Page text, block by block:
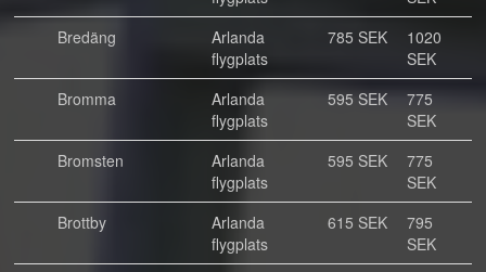
Bredäng
Arlanda
flygplats
785 SEK
1020
SEK
Bromma
Arlanda
flygplats
595 SEK
775
SEK
Bromsten
Arlanda
flygplats
595 SEK
775
SEK
Brottby
Arlanda
flygplats
615 SEK
795
SEK